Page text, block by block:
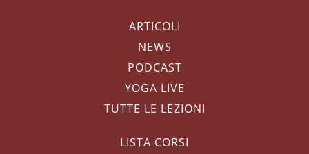
ARTICOLI
NEWS
PODCAST
YOGA LIVE
TUTTE LE LEZIONI
LISTA CORSI